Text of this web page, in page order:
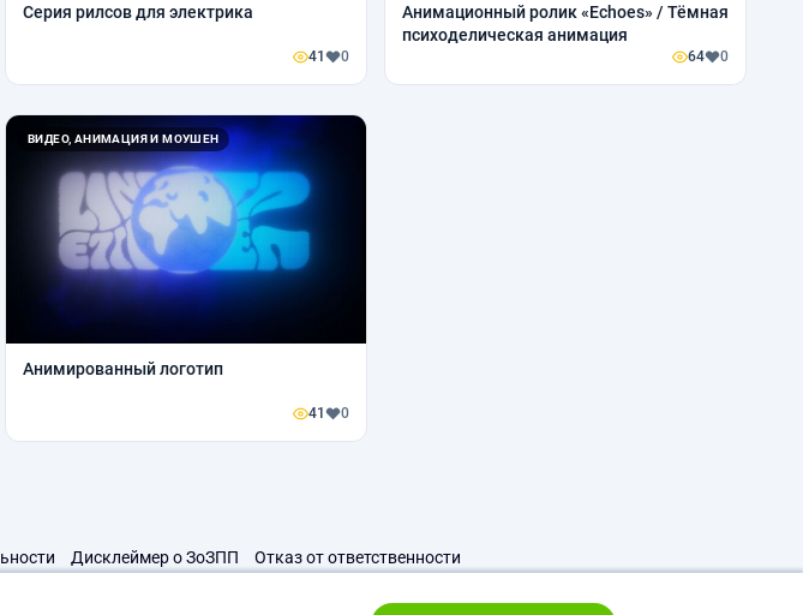
Серия рилсов для электрика
41 0
Анимационный ролик «Echoes» / Тёмная
психоделическая анимация
64 0
ВИДЕО, АНИМАЦИЯ И МОУШЕН
Анимированный логотип
41 0
Дисклеймер о ЗоЗПП Отказ от ответственности